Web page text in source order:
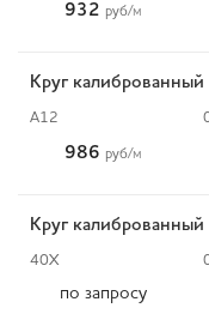
932 руб/м
Круг калиброванный
А12
986 руб/м
Круг калиброванный
40Х
по запросу